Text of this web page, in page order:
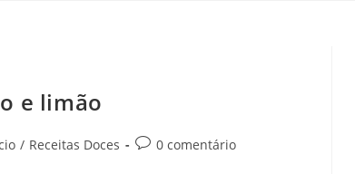
e limão
/ Receitas Doces 0 comentário